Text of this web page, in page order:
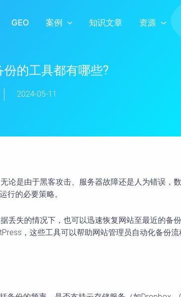
GEO 案例 知识文章 资源
的工具都有哪些?
2024-05-11
是由于黑客攻击、服务器故障还是人为错误，
行的必要策略。
失的情况下，也可以迅速恢复网站至最近的备
，这些工具可以帮助网站管理员自动化备份流